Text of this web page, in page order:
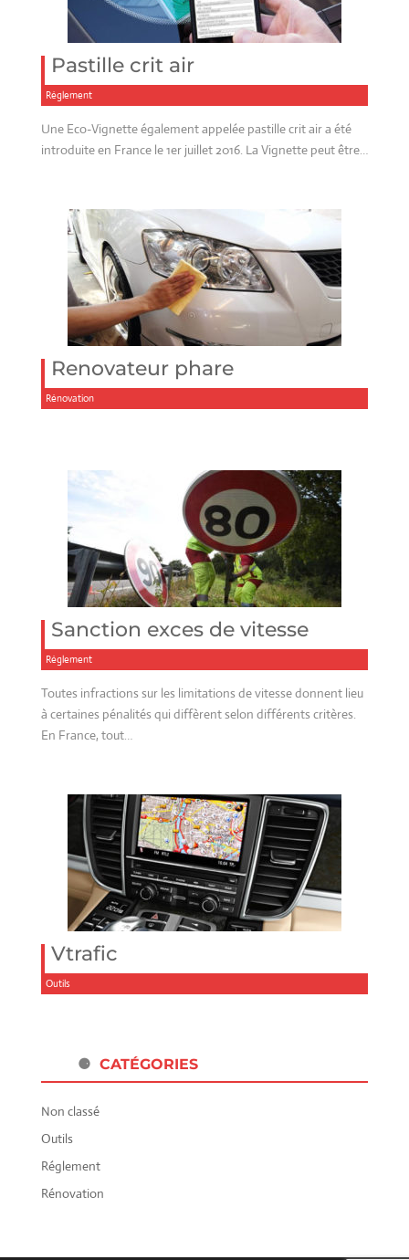
Pastille crit air
Réglement
Une Eco-Vignette également appelée pastille crit air a été
introduite en France le 1er juillet 2016. La Vignette peut être…
Renovateur phare
Rénovation
Sanction exces de vitesse
Réglement
Toutes infractions sur les limitations de vitesse donnent lieu
à certaines pénalités qui diffèrent selon différents critères.
En France, tout…
Vtrafic
Outils
CATÉGORIES
Non classé
Outils
Réglement
Rénovation